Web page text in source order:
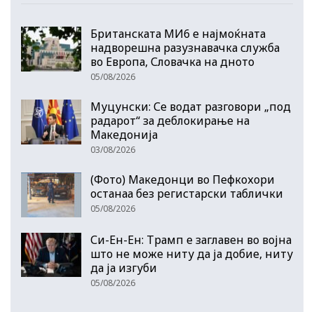
Британската МИ6 е најмоќната
надворешна разузнавачка служба
во Европа, Словачка на дното
05/08/2026
Муцунски: Се водат разговори „под
радарот“ за деблокирање на
Македонија
03/08/2026
(Фото) Македонци во Пефкохори
останаа без регистарски таблички
05/08/2026
Си-Ен-Ен: Трамп е заглавен во војна
што не може ниту да ја добие, ниту
да ја изгуби
05/08/2026